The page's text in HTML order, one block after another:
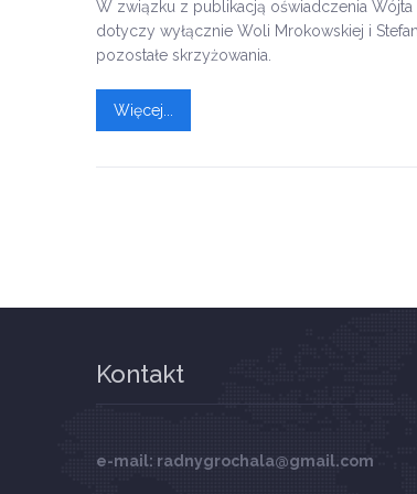
W związku z publikacją oświadczenia Wójta
dotyczy wyłącznie Woli Mrokowskiej i
pozostałe skrzyżowania.
Więcej...
Kontakt
e-mail: radnygrochala@gmail.com